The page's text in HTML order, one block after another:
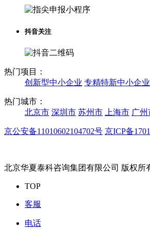
抖音关注
热门项目：
创新型中小企业 专精特新中小企业
热门城市：
北京市 深圳市 苏州市 上海市 广州
京公安备11010602104702号 京ICP备
北京华夏泰科咨询集团有限公司 版权所
TOP
客服
电话